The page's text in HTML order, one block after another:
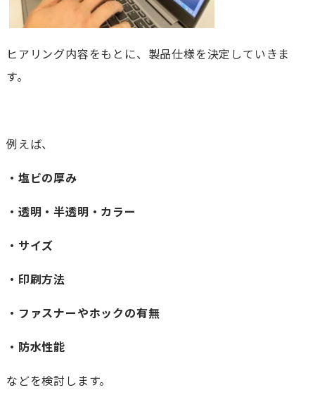
ヒアリング内容をもとに、製品仕様を決定していきま
す。
例えば、
・塩ビの厚み
・透明・半透明・カラー
・サイズ
・印刷方法
・ファスナーやホックの有無
・防水性能
などを検討します。